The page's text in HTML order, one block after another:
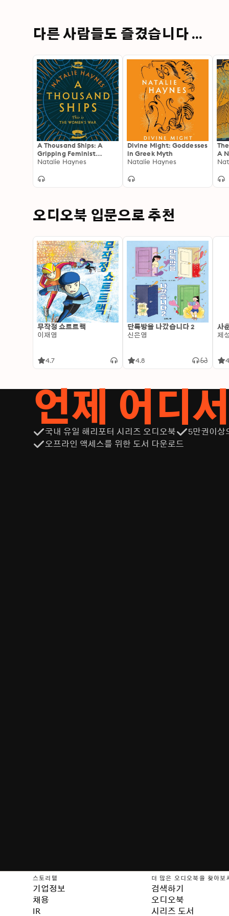
다른 사람들도 즐겼습니다 ...
A Thousand Ships: A
Gripping Feminist
Retelling of the Trojan
Women's Prize for
Natalie Haynes
Divine Might: Goddesses
in Greek Myth
Natalie Haynes
A
오디오북 입문으로 추천
무작정 쇼트트랙
이재영
4.7
단톡방을 나갔습니다 2
신은영
4.8
사
제
언제 어디
국내 유일 해리포터 시리즈 오디오북
5만권이상
오프라인 액세스를 위한 도서 다운로드
스토리텔
기업정보
채용
IR
더 많은 오디오북을 찾아보
검색하기
오디오북
시리즈 도서